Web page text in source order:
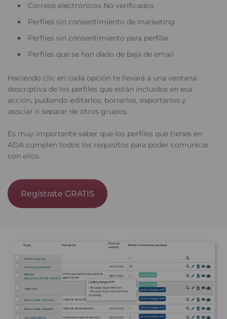
Correos electrónicos No verificados
Perfiles sin consentimiento de marketing
Perfiles sin consentimiento para perfilar
Perfiles que se han dado de baja de email
Haciendo clic en cada opción te llevará a una ventana
descriptiva de los perfiles que están incluidos en esa
acción, pudiendo editarlos, borrarlos, exportarlos y
asociar o separar de otros grupos.
Es muy importante saber que los perfiles que tienes en
ADA cumplen todos los requisitos para poder comunicar
con ellos.
Regístrate GRATIS